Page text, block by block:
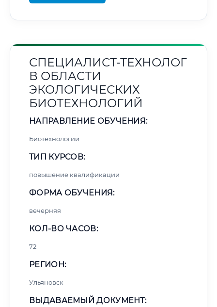
СПЕЦИАЛИСТ-ТЕХНОЛОГ
В ОБЛАСТИ
ЭКОЛОГИЧЕСКИХ
БИОТЕХНОЛОГИЙ
НАПРАВЛЕНИЕ ОБУЧЕНИЯ:
Биотехнологии
ТИП КУРСОВ:
повышение квалификации
ФОРМА ОБУЧЕНИЯ:
вечерняя
КОЛ-ВО ЧАСОВ:
72
РЕГИОН:
Ульяновск
ВЫДАВАЕМЫЙ ДОКУМЕНТ: